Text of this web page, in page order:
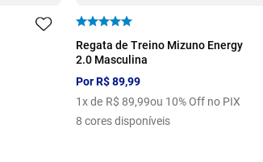
P
Regata de Treino Mizuno Energy
2.0 Masculina
PorR$89,99
1x de R$ 89,99ou 10% Off no PIX
8 cores disponíveis